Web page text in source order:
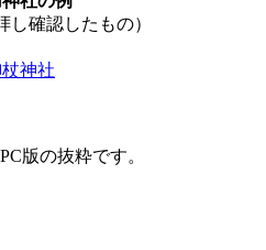
し確認したもの）
神社
版の抜粋です。